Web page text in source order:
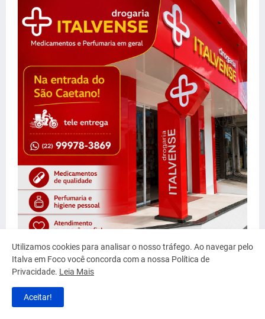
Utilizamos cookies para analisar o nosso tráfego. Ao navegar pelo
Italva em Foco você concorda com a nossa Política de
Privacidade. Leia Mais
Aceitar!